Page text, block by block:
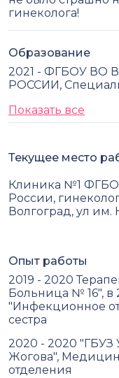
гинеколога!
Образование
2021 - ФГБОУ ВО
РОССИИ,
Показать все
Текущее место
Клиника №1
России,
Волгоград, ул им.
Опыт работы
2019 - 2020
Больница № 16", в
"Инфекционное
сестра
2020 - 2020
Жогова",
отделения